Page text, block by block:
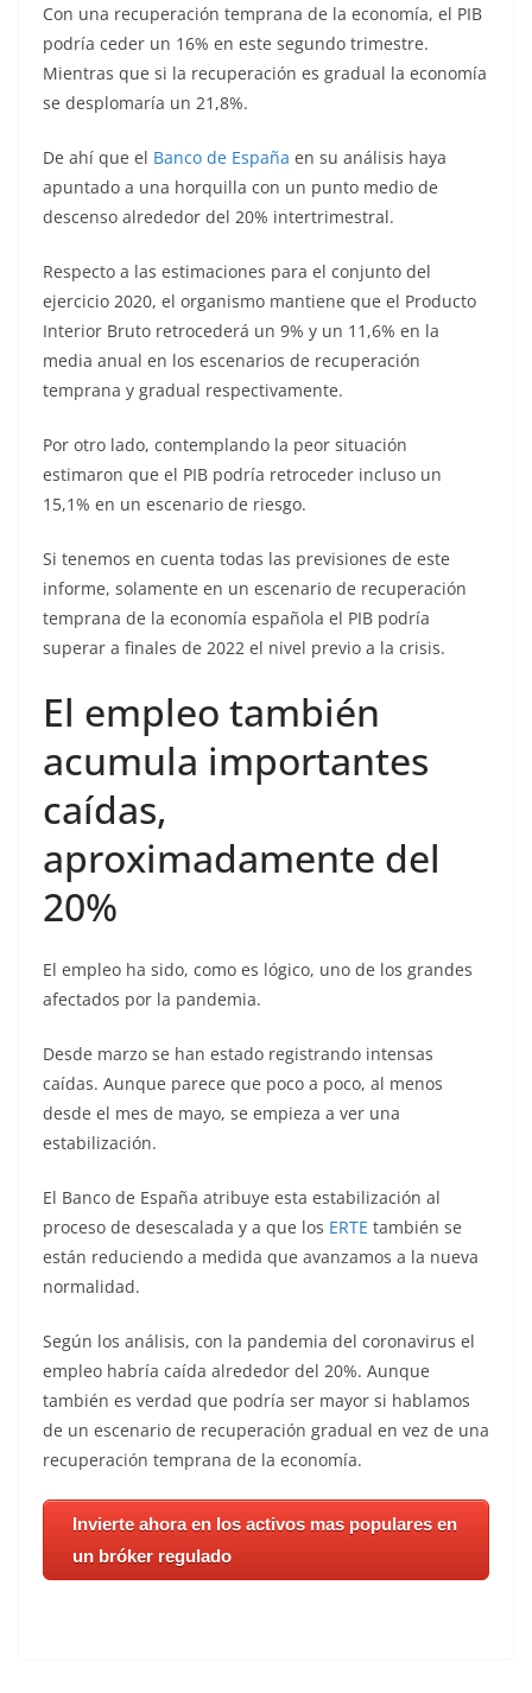
Con una recuperación temprana de la economía, el PIB
podría ceder un 16% en este segundo trimestre.
Mientras que si la recuperación es gradual la economía
se desplomaría un 21,8%.
De ahí que el Banco de España en su análisis haya
apuntado a una horquilla con un punto medio de
descenso alrededor del 20% intertrimestral.
Respecto a las estimaciones para el conjunto del
ejercicio 2020, el organismo mantiene que el Producto
Interior Bruto retrocederá un 9% y un 11,6% en la
media anual en los escenarios de recuperación
temprana y gradual respectivamente.
Por otro lado, contemplando la peor situación
estimaron que el PIB podría retroceder incluso un
15,1% en un escenario de riesgo.
Si tenemos en cuenta todas las previsiones de este
informe, solamente en un escenario de recuperación
temprana de la economía española el PIB podría
superar a finales de 2022 el nivel previo a la crisis.
El empleo también
acumula importantes
caídas,
aproximadamente del
20%
El empleo ha sido, como es lógico, uno de los grandes
afectados por la pandemia.
Desde marzo se han estado registrando intensas
caídas. Aunque parece que poco a poco, al menos
desde el mes de mayo, se empieza a ver una
estabilización.
El Banco de España atribuye esta estabilización al
proceso de desescalada y a que los ERTE también se
están reduciendo a medida que avanzamos a la nueva
normalidad.
Según los análisis, con la pandemia del coronavirus el
empleo habría caída alrededor del 20%. Aunque
también es verdad que podría ser mayor si hablamos
de un escenario de recuperación gradual en vez de una
recuperación temprana de la economía.
Invierte ahora en los activos mas populares en
un bróker regulado